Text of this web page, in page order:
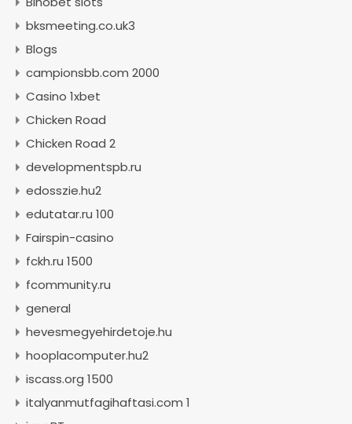
bksmeeting.co.uk3
Blogs
campionsbb.com 2000
Casino 1xbet
Chicken Road
Chicken Road 2
developmentspb.ru
edosszie.hu2
edutatar.ru 100
Fairspin-casino
fckh.ru 1500
fcommunity.ru
general
hevesmegyehirdetoje.hu
hooplacomputer.hu2
iscass.org 1500
italyanmutfagihaftasi.com 1